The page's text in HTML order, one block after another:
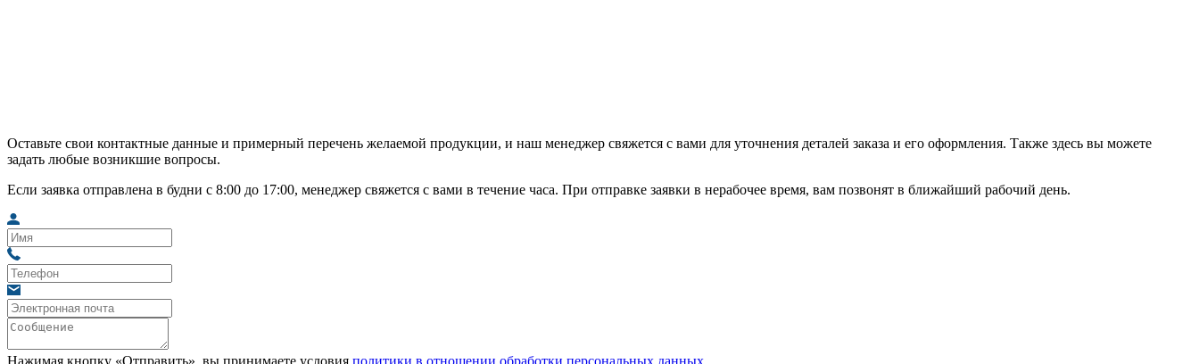
Оставьте свои контактные данные и примерный перечень желаемой продукции, и наш менеджер свяжется с вами для уточнения деталей заказа и его оформления. Также здесь вы можете
задать любые возникшие вопросы.
Если заявка отправлена в будни с 8:00 до 17:00, менеджер свяжется с вами в течение часа. При отправке заявки в нерабочее время, вам позвонят в ближайший рабочий день.